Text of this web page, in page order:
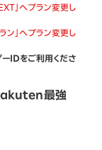
」へプラン変更し
」へプラン変更し
IDをご利用くださ
最強